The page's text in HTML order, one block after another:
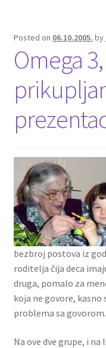
Posted on 06.10.2005. by
Omega
bezbroj postova iz
roditelja čija deca
druga, pomalo za
koja ne govore,
problema sa govorom.
Na ove dve grupe, i